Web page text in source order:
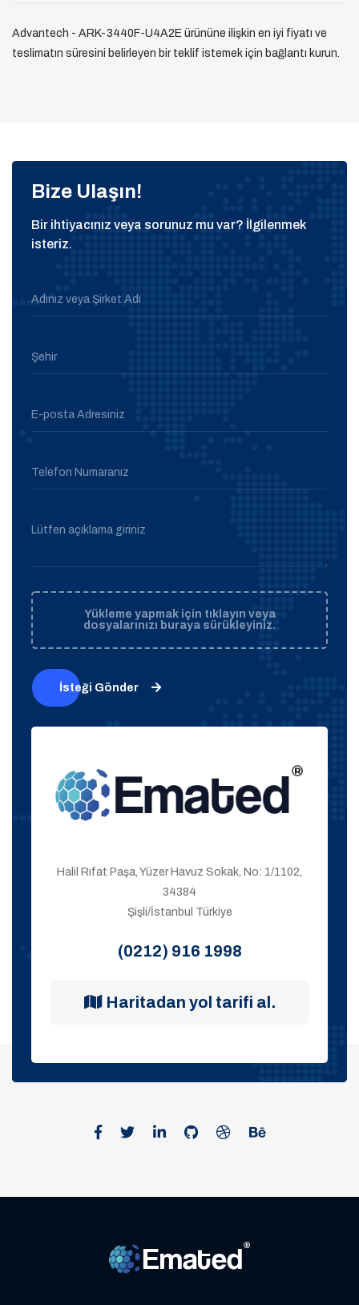
Advantech - ARK-3440F-U4A2E ürününe ilişkin en iyi fiyatı ve
teslimatın süresini belirleyen bir teklif istemek için bağlantı kurun.
Bize Ulaşın!
Bir ihtiyacınız veya sorunuz mu var? İlgilenmek
isteriz.
Adınız veya Şirket Adı
Şehir
E-posta Adresiniz
Telefon Numaranız
Lütfen açıklama giriniz
Yükleme yapmak için tıklayın veya
dosyalarınızı buraya sürükleyiniz.
İsteği Gönder
Halil Rıfat Paşa, Yüzer Havuz Sokak, No: 1/1102,
34384
Şişli/İstanbul Türkiye
(0212) 916 1998
Haritadan yol tarifi al.